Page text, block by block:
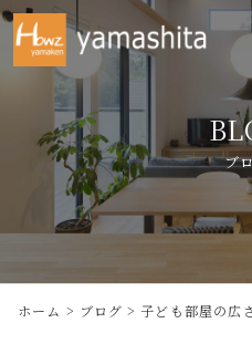
ブ
ホーム ブログ 子ども部屋の広